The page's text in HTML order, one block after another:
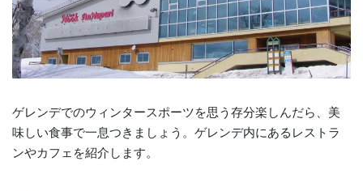
ゲレンデでのウィンタースポーツを思う存分楽しんだら、美
味しい食事で一息つきましょう。ゲレンデ内にあるレストラ
ンやカフェを紹介します。